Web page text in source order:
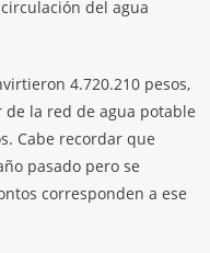
del agua
4.720.210 pesos,
la red de agua potable
Cabe recordar que
pasado pero se
corresponden a ese